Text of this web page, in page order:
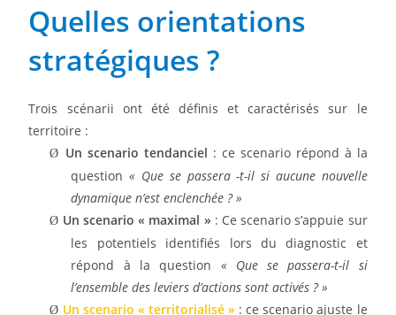
Quelles orientations
stratégiques ?
Trois scénarii ont été définis et caractérisés sur le
territoire :
Ø Un scenario tendanciel : ce scenario répond à la
question« Que se passera -t-il si aucune nouvelle
dynamique n’est enclenchée ? »
Ø Un scenario « maximal » : Ce scenario s’appuie sur
les potentiels identifiés lors du diagnostic et
répond à la question « Que se passera-t-il si
l’ensemble des leviers d’actions sont activés ? »
Ø Un scenario « territorialisé » : ce scenario ajuste le